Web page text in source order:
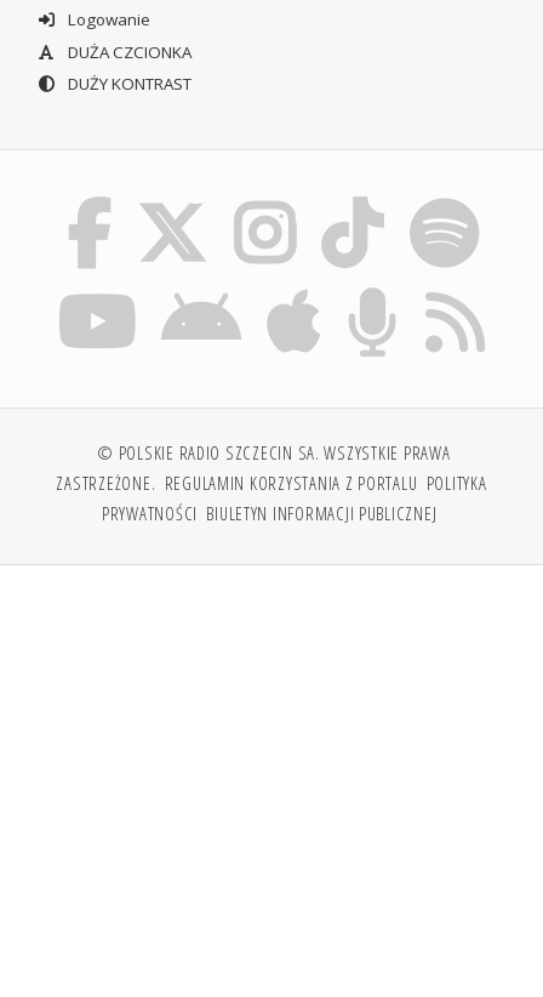
Logowanie
DUŻA CZCIONKA
DUŻY KONTRAST
© POLSKIE RADIO SZCZECIN SA. WSZYSTKIE PRAWA
ZASTRZEŻONE. REGULAMIN KORZYSTANIA Z PORTALU POLITYKA
PRYWATNOŚCI BIULETYN INFORMACJI PUBLICZNEJ